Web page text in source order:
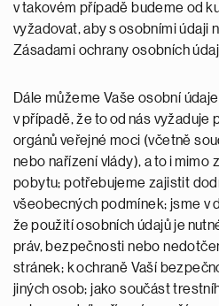
v takovém případě budeme od
vyžadovat, aby s osobními údaji
Zásadami ochrany osobních
Dále můžeme Vaše osobní
v případě, že to od nás vyžaduje
orgánů veřejné moci (včetně
nebo nařízení vlády), a to i mimo
pobytu; potřebujeme zajistit
všeobecných podmínek; jsme v
že použití osobních údajů je
práv, bezpečnosti nebo
stránek; k ochraně Vaší
jiných osob; jako součást